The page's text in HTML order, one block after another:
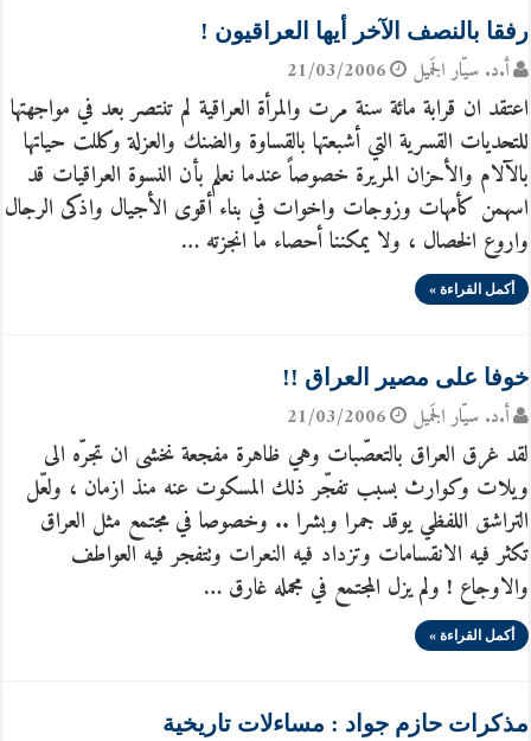
رفقا بالنصف الآخر أيها العراقيون !
أ.د. سيّار الجَميل 21/03/2006
اعتقد ان قرابة مائة سنة مرت والمرأة العراقية لم تنتصر بعد في مواجهتها
للتحديات القسرية التي أشبعتها بالقساوة والضنك والعزلة وكللت حياتها
بالآلام والأحزان المريرة خصوصاً عندما نعلم بأن النسوة العراقيات قد
اسهمن كأمهات وزوجات واخوات في بناء أقوى الأجيال واذكى الرجال
واروع الخصال ، ولا يمكننا أحصاء ما انجزته …
أكمل القراءة »
خوفا على مصير العراق !!
أ.د. سيّار الجَميل 21/03/2006
لقد غرق العراق بالتعصّبات وهي ظاهرة مفجعة نخشى ان تجرّه الى
ويلات وكوارث بسبب تفجّر ذلك المسكوت عنه منذ ازمان ، ولعّل
التراشق اللفظي يوقد جمرا وبشرا .. وخصوصا في مجتمع مثل العراق
تكثر فيه الانقسامات وتزداد فيه النعرات وتتفجر فيه العواطف
والاوجاع ! ولم يزل المجتمع في مجمله غارق …
أكمل القراءة »
مذكرات حازم جواد : مساءلات تاريخية